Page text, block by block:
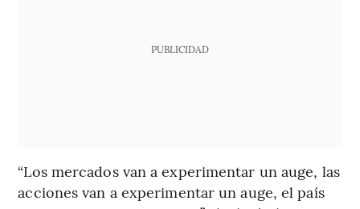
PUBLICIDAD
“Los mercados van a experimentar un auge, las
acciones van a experimentar un auge, el país